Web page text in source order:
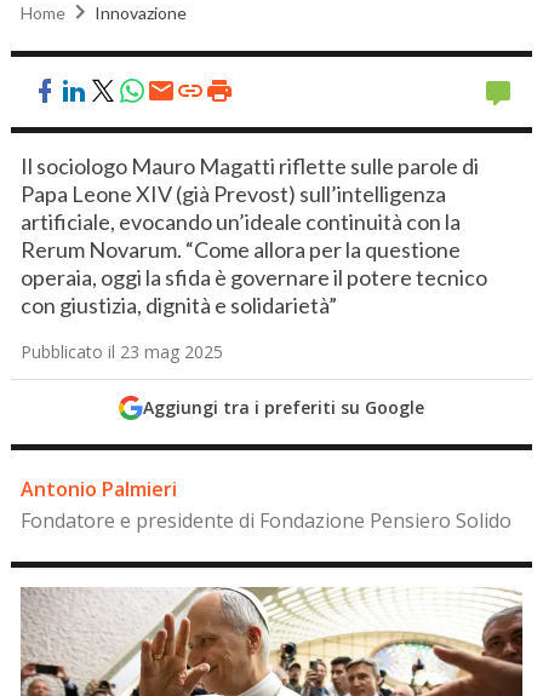
Home Innovazione
Il sociologo Mauro Magatti riflette sulle parole di
Papa Leone XIV (già Prevost) sull’intelligenza
artificiale, evocando un’ideale continuità con la
Rerum Novarum. “Come allora per la questione
operaia, oggi la sfida è governare il potere tecnico
con giustizia, dignità e solidarietà”
Pubblicato il 23 mag 2025
Aggiungi tra i preferiti su Google
Antonio Palmieri
Fondatore e presidente di Fondazione Pensiero Solido